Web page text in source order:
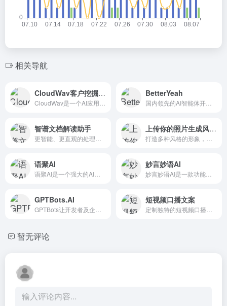
相关导航
CloudWav客户挖掘助理 BetterYeah
智谱文档解读助手 上传你的照片生成风格头像
语聚AI 妙言妙语AI
GPTBots.AI 短视频口播文案
暂无评论